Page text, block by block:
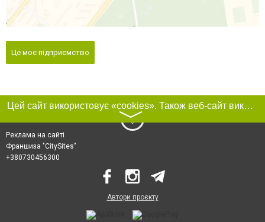
Це моє підприємство
Цей сайт використовує «cookies». Також веб-сайт використовує інтернет-сервіс для збору технічних даних стосовно відвідувачів з метою отримання маркетингової та статистичної інформації. Умови обробки даних відвідувачів сайту див.
〉
Реклама на сайті
Франшиза "CitySites"
+380730456300
Автори проєкту